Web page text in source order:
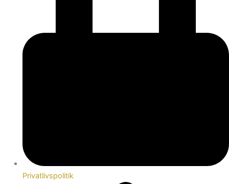
Privatlivspolitik